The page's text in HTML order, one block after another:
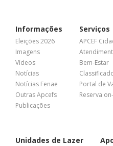
Informações
Eleições 2026
Imagens
Vídeos
Notícias
Notícias Fenae
Outras Apcefs
Publicações
Serviços
APCEF
Bem-Estar
Portal de
Reserva
Unidades de Lazer